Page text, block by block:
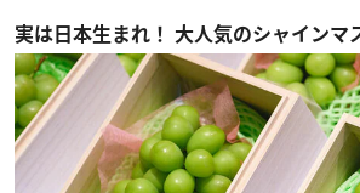
実は日本生まれ！ 大人気のシャインマ